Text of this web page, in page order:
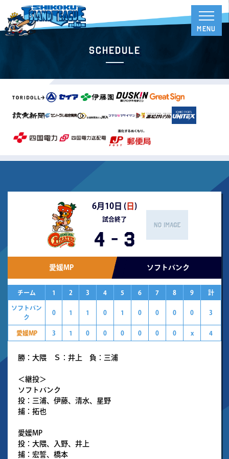
Schedule
6月10日 ( 日 )
試合終了
4 - 3
愛媛MP ソフトバンク
チーム 1 2 3 4 5 6 7 8 9 計
ソフトバン
ク
0 1 1 0 1 0 0 0 0 3
愛媛MP 3 1 0 0 0 0 0 0 x 4
勝：大隈 Ｓ：井上 負：三浦
＜継投＞
ソフトバンク
投：三浦、伊藤、清水、星野
捕：拓也
愛媛MP
投：大隈、入野、井上
捕：宏誓、橋本